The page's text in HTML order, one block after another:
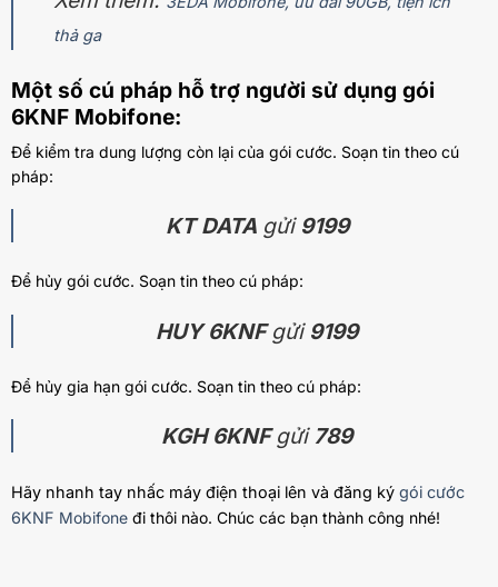
thả ga
Một số cú pháp hỗ trợ người sử dụng gói
6KNF Mobifone:
Để kiểm tra dung lượng còn lại của gói cước. Soạn tin theo cú
pháp:
KT DATA gửi 9199
Để hủy gói cước. Soạn tin theo cú pháp:
HUY 6KNFgửi 9199
Để hủy gia hạn gói cước. Soạn tin theo cú pháp:
KGH 6KNFgửi 789
Hãy nhanh tay nhấc máy điện thoại lên và đăng ký gói cước
6KNF Mobifone đi thôi nào. Chúc các bạn thành công nhé!